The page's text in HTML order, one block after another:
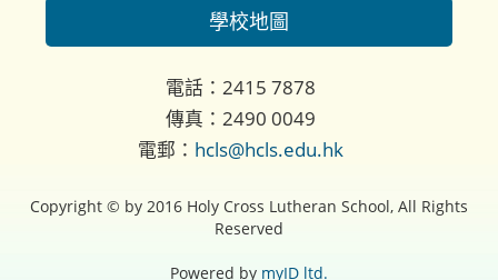
學校地圖
電話：2415 7878
傳真：2490 0049
電郵： hcls@hcls.edu.hk
Copyright © by 2016 Holy Cross Lutheran School, All Rights
Reserved
Powered by myID ltd.